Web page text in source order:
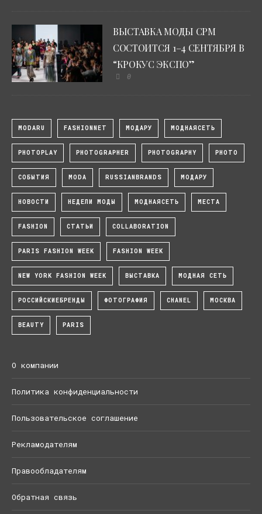
ВЫСТАВКА МОДЫ CPM
СОСТОИТСЯ 1–4 СЕНТЯБРЯ В
“КРОКУС ЭКСПО”
0
MODARU FASHIONNET МОДАРУ МОДНАЯСЕТЬ
PHOTOPLAY PHOTOGRAPHER PHOTOGRAPHY PHOTO
СОБЫТИЯ MODA RUSSIANBRANDS МОДАРУ
НОВОСТИ НЕДЕЛИ МОДЫ МОДНАЯСЕТЬ МЕСТА
FASHION СТАТЬИ COLLABORATION
PARIS FASHION WEEK FASHION WEEK
NEW YORK FASHION WEEK ВЫСТАВКА МОДНАЯ СЕТЬ
РОССИЙСКИЕБРЕНДЫ ФОТОГРАФИЯ CHANEL МОСКВА
BEAUTY PARIS
О компании
Политика конфиденциальности
Пользовательское соглашение
Рекламодателям
Правообладателям
Обратная связь